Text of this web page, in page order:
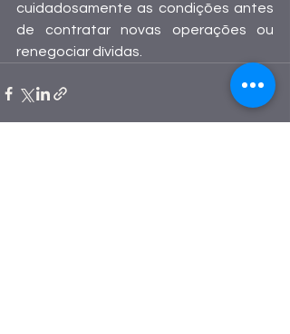
cuidadosamente as condições antes
de contratar novas operações ou
renegociar dívidas.